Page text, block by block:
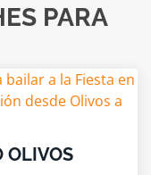
PARA
OLIVOS